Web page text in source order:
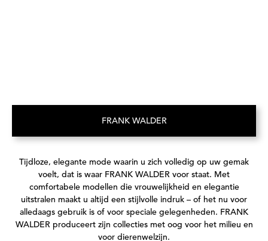
FRANK WALDER(Opent in een nieuw tabblad)
Tijdloze, elegante mode waarin u zich volledig op uw gemak
voelt, dat is waar FRANK WALDER voor staat. Met
comfortabele modellen die vrouwelijkheid en elegantie
uitstralen maakt u altijd een stijlvolle indruk – of het nu voor
alledaags gebruik is of voor speciale gelegenheden. FRANK
WALDER produceert zijn collecties met oog voor het milieu en
voor dierenwelzijn.